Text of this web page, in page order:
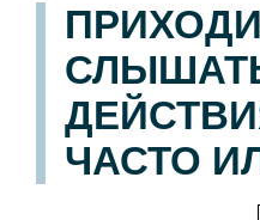
ЧАСТО